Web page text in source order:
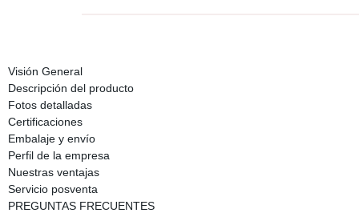
Visión General
Descripción del producto
Fotos detalladas
Certificaciones
Embalaje y envío
Perfil de la empresa
Nuestras ventajas
Servicio posventa
PREGUNTAS FRECUENTES